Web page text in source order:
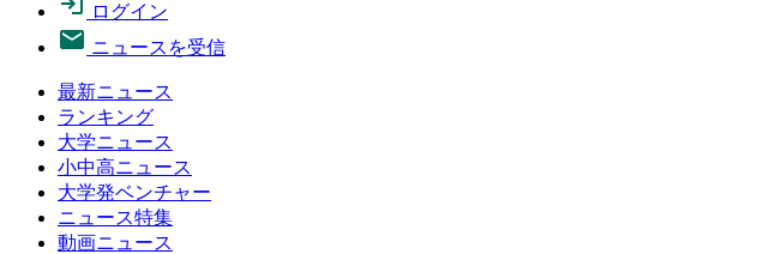
ログイン
ニュースを受信
最新ニュース
ランキング
大学ニュース
小中高ニュース
大学発ベンチャー
ニュース特集
動画ニュース